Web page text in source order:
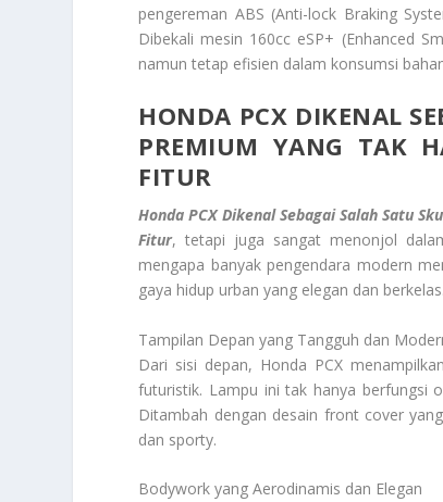
pengereman ABS (Anti-lock Braking
Dibekali mesin 160cc eSP+ (Enhanced
namun tetap efisien dalam konsumsi
HONDA PCX DIKENAL
PREMIUM YANG TAK
FITUR
Honda PCX Dikenal Sebagai Salah Satu
Fitur, tetapi juga sangat menonjol
mengapa banyak pengendara modern
gaya hidup urban yang elegan dan berkelas.
Tampilan Depan yang Tangguh dan
Dari sisi depan, Honda PCX
futuristik. Lampu ini tak hanya berfungsi
Ditambah dengan desain front cover
dan sporty.
Bodywork yang Aerodinamis dan Elegan